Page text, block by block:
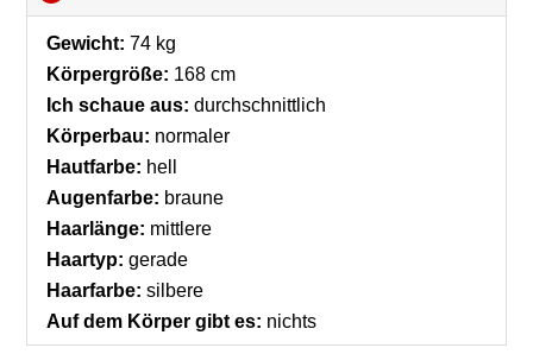
to
collapse
Gewicht: 74 kg
Körpergröße: 168 cm
Ich schaue aus: durchschnittlich
Körperbau: normaler
Hautfarbe: hell
Augenfarbe: braune
Haarlänge: mittlere
Haartyp: gerade
Haarfarbe: silbere
Auf dem Körper gibt es: nichts